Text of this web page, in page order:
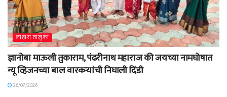
लोहारा तालुका
ज्ञानोबा माऊली तुकाराम, पंढरीनाथ महाराज की जयच्या नामघोषात
न्यू व्हिजनच्या बाल वारकऱ्यांची निघाली दिंडी
26/07/2026